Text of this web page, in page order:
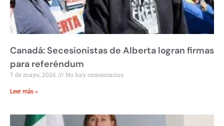
Canadá: Secesionistas de Alberta logran firmas
para referéndum
7 de mayo, 2026 No hay comentarios
Leer más »